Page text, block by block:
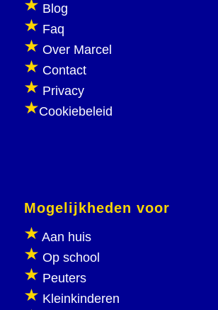
Blog
Faq
Over Marcel
Contact
Privacy
Cookiebeleid
Mogelijkheden voor
Aan huis
Op school
Peuters
Kleinkinderen